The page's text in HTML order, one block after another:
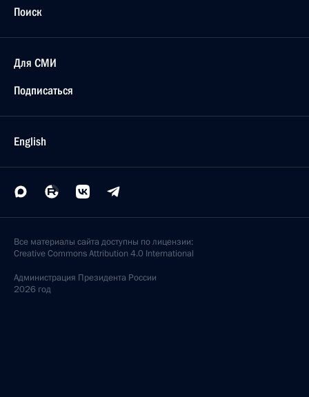
Поиск
Для СМИ
Подписаться
English
Все материалы сайта доступны по лицензии:
Creative Commons Attribution 4.0 International
Администрация Президента России
2026 год